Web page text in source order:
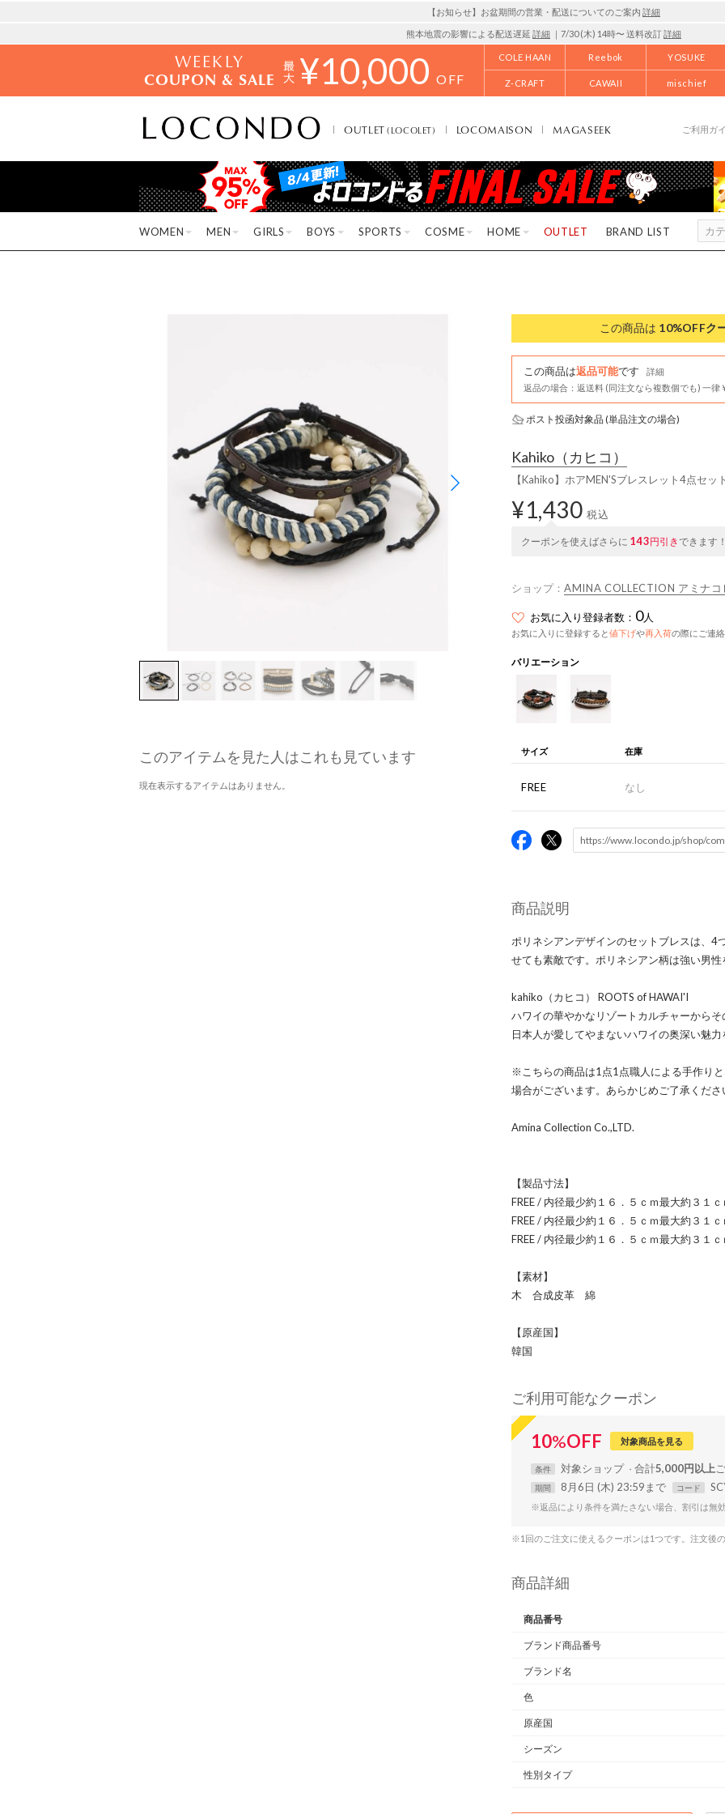
【お知らせ】お盆期間の営業・配送についてのご案内 詳細
熊本地震の影響による配送遅延 詳細 ｜7/30 (木) 14時〜 送料改訂詳細
WEEKLY
COUPON & SALE ¥10,000 OFF
COLE HAAN Reebok YOSUKE
Z-CRAFT CAWAII mischief
OUTLET(LOCOLET) LOCOMAISON MAGASEEK ご利用ガ
WOMEN MEN GIRLS BOYS SPORTS COSME HOME OUTLET BRAND LIST
このアイテムを見た人はこれも見ています
現在表示するアイテムはありません。
この商品は 10%OFFク
この商品は返品可能です
詳細
返品の場合：返送料 (同注文なら複数個でも) 一律
ポスト投函対象品 (単品注文の場合)
Kahiko （カヒコ）
【Kahiko】ホアMEN'Sブレスレット4点セッ
¥1,430 税込
クーポンを使えばさらに 143円引きできます！
ショップ： AMINA COLLECTION アミナコ
お気に入り登録者数： 0人
お気に入りに登録すると値下げや再入荷の際にご連
バリエーション
サイズ 在庫
FREE なし
商品説明
ポリネシアンデザインのセットブレスは、4
せても素敵です。ポリネシアン柄は強い男
kahiko（カヒコ） ROOTS of HAWAI'I
ハワイの華やかなリゾートカルチャーからそ
日本人が愛してやまないハワイの奥深い魅力
※こちらの商品は1点1点職人による手作り
場合がございます。あらかじめご了承くださ
Amina Collection Co.,LTD.
【製品寸法】
FREE / 内径最少約１６．５ｃｍ最大約３１ｃ
FREE / 内径最少約１６．５ｃｍ最大約３１ｃ
FREE / 内径最少約１６．５ｃｍ最大約３１ｃ
【素材】
木 合成皮革 綿
【原産国】
韓国
ご利用可能なクーポン
10%OFF 対象商品を見る
条件 対象ショップ 合計5,000円以上
期間 8月6日 (木) 23:59まで コード
※返品により条件を満たさない場合、割引は無
※1回のご注文に使えるクーポンは1つです。注文後の
商品詳細
商品番号
ブランド商品番号
ブランド名
色
原産国
シーズン
性別タイプ